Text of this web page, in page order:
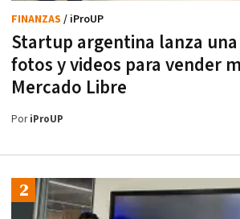
Startup argentina lanza una
fotos y videos para vender
Mercado Libre
FINANZAS / iProUP
PoriProUP